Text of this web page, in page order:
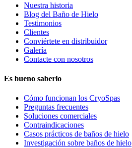
Nuestra historia
Blog del Baño de Hielo
Testimonios
Clientes
Conviértete en distribuidor
Galería
Contacte con nosotros
Es bueno saberlo
Cómo funcionan los CryoSpas
Preguntas frecuentes
Soluciones comerciales
Contraindicaciones
Casos prácticos de baños de hielo
Investigación sobre baños de hielo